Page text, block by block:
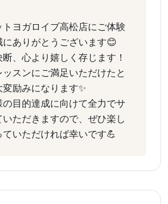
トヨガロイブ高松店にご体験
ありがとうございます😊
、心より嬉しく存じます！
スンにご満足いただけたと
励みになります✨
目的達成に向けて全力でサ
ただきますので、ぜひ楽し
いただければ幸いです💪